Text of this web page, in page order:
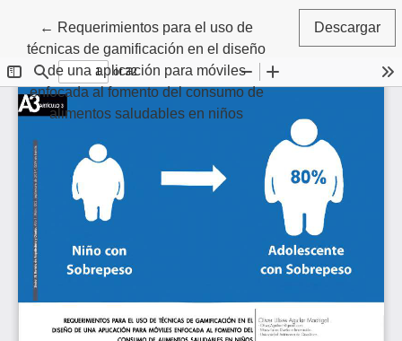
← Volver a los detalles del artículo
Requerimientos para el uso de
técnicas de gamificación en el diseño
de una aplicación para móviles
enfocada al fomento del consumo de
alimentos saludables en niños
Descargar